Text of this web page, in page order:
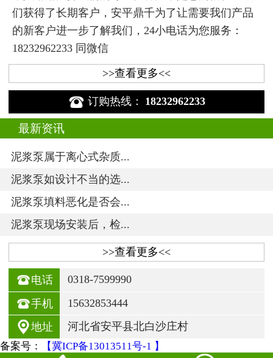
们获得了长期客户，安平鼎千为了让需要我们产品
的新客户进一步了解我们，24小电话为您服务：
18232962233 同微信
>>查看更多<<
 订购热线： 18232962233
最新资讯
泥浆泵属于离心式杂质...
泥浆泵如设计不当的选...
泥浆泵填料恶化是否会...
泥浆泵现场安装后，检...
>>查看更多<<
电话 0318-7599990
手机 15632853444
地址 河北省安平县北白沙庄村
备案号： 【冀ICP备13013511号-1 】